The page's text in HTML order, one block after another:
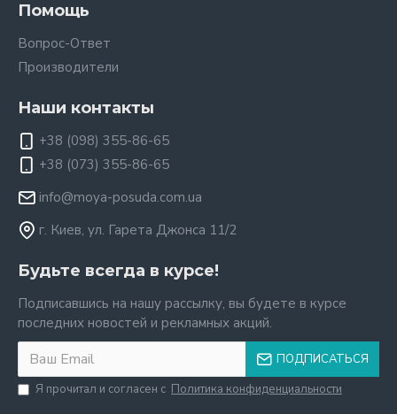
Помощь
Вопрос-Ответ
Производители
Наши контакты
+38 (098) 355-86-65
+38 (073) 355-86-65
info@moya-posuda.com.ua
г. Киев, ул. Гарета Джонса 11/2
Будьте всегда в курсе!
Подписавшись на нашу рассылку, вы будете в курсе
последних новостей и рекламных акций.
ПОДПИСАТЬСЯ
Я прочитал и согласен с Политика конфиденциальности